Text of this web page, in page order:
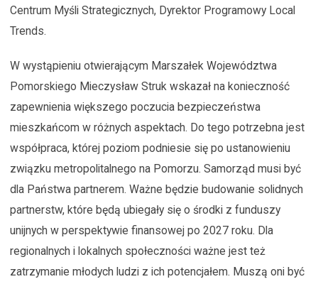
Centrum Myśli Strategicznych, Dyrektor Programowy Local
Trends.
W wystąpieniu otwierającym Marszałek Województwa
Pomorskiego Mieczysław Struk wskazał na konieczność
zapewnienia większego poczucia bezpieczeństwa
mieszkańcom w różnych aspektach. Do tego potrzebna jest
współpraca, której poziom podniesie się po ustanowieniu
związku metropolitalnego na Pomorzu. Samorząd musi być
dla Państwa partnerem. Ważne będzie budowanie solidnych
partnerstw, które będą ubiegały się o środki z funduszy
unijnych w perspektywie finansowej po 2027 roku. Dla
regionalnych i lokalnych społeczności ważne jest też
zatrzymanie młodych ludzi z ich potencjałem. Muszą oni być